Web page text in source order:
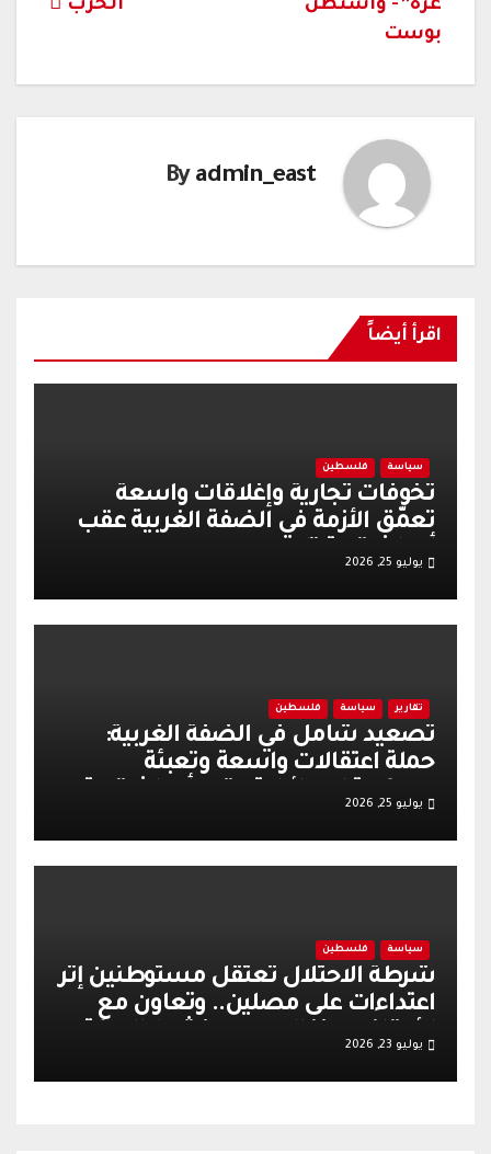
الحرب
غزة”- واشنطن
بوست
By admin_east
اقرأ أيضاً
سياسة فلسطين
تخوفات تجارية وإغلاقات واسعة
تعمّق الأزمة في الضفة الغربية عقب
أحداث قرية تل
يوليو 25, 2026
تقارير سياسة فلسطين
تصعيد شامل في الضفة الغربية:
حملة اعتقالات واسعة وتعبئة
عسكرية إسرائيلية عقب أحداث قرية
يوليو 25, 2026
سياسة فلسطين
شرطة الاحتلال تعتقل مستوطنين إثر
اعتداءات على مصلين.. وتعاون مع
الأوقاف يعزز الهدوء وينشط الحركة
يوليو 23, 2026